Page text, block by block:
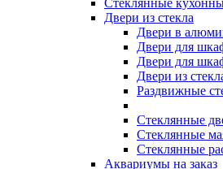
Двери из стекла
Двери в
Двери для
Двери для
Двери из
Раздвижные
Стеклянные
Стеклянные
Стеклянные
Аквариумы на заказ